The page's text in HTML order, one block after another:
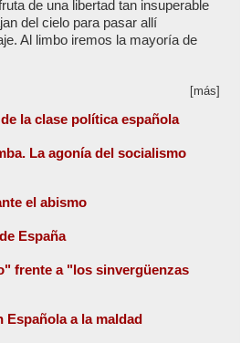
de una libertad tan insuperable
del cielo para pasar allí
Al limbo iremos la mayoría de
[más]
la clase política española
La agonía del socialismo
el abismo
España
frente a "los sinvergüenzas
a la maldad